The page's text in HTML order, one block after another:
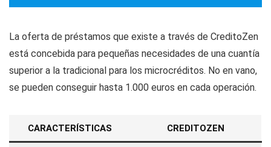
La oferta de préstamos que existe a través de CreditoZen
está concebida para pequeñas necesidades de una cuantía
superior a la tradicional para los microcréditos. No en vano,
se pueden conseguir hasta 1.000 euros en cada operación.
CARACTERÍSTICAS CREDITOZEN